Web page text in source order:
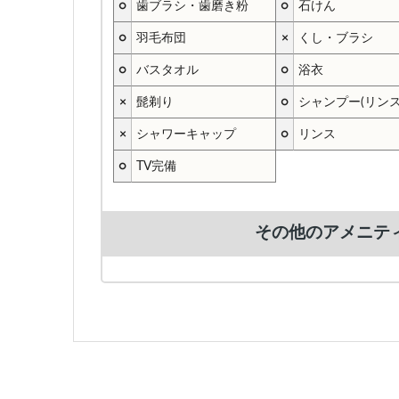
○ 歯ブラシ・歯磨き粉 ○ 石けん
○ 羽毛布団 × くし・ブラシ
○ バスタオル ○ 浴衣
× 髭剃り ○ シャンプー(リン
× シャワーキャップ ○ リンス
○ TV完備
その他のアメニテ